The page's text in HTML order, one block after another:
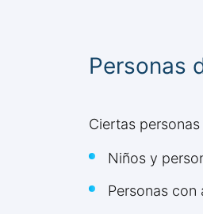
Personas
Ciertas
Niños y
Personas con